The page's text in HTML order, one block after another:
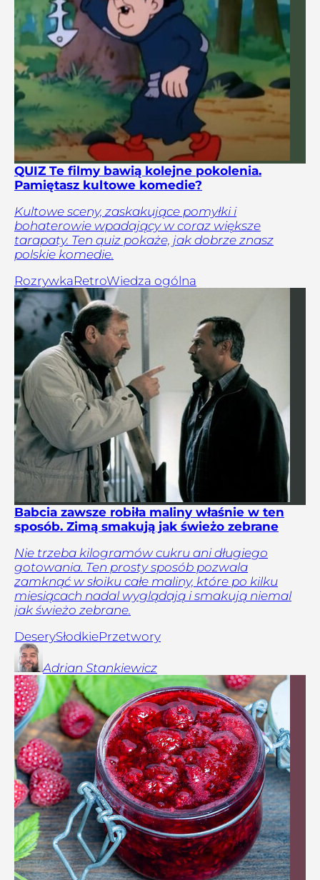
QUIZ Te filmy bawią kolejne pokolenia.
Pamiętasz kultowe komedie?
Kultowe sceny, zaskakujące pomyłki i
bohaterowie wpadający w coraz większe
tarapaty. Ten quiz pokaże, jak dobrze znasz
polskie komedie.
RozrywkaRetroWiedza ogólna
Babcia zawsze robiła maliny właśnie w ten
sposób. Zimą smakują jak świeżo zebrane
Nie trzeba kilogramów cukru ani długiego
gotowania. Ten prosty sposób pozwala
zamknąć w słoiku całe maliny, które po kilku
miesiącach nadal wyglądają i smakują niemal
jak świeżo zebrane.
DeserySłodkiePrzetwory
Adrian Stankiewicz